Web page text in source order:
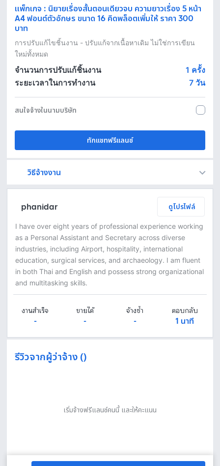
แพ็กเกจ : นิยายเรื่องสั้นตอนเดียวจบ ความยาวเรื่อง 5 หน้า
A4 ฟอนต์ตัวอักษร ขนาด 16 คิดพล็อตเพิ่มให้ ราคา 300
บาท
การปรับแก้ไขชิ้นงาน - ปรับแก้จากเนื้อหาเดิม ไม่ใช่การเขียน
ใหม่ทั้งหมด
จำนวนการปรับแก้ชิ้นงาน
1 ครั้ง
ระยะเวลาในการทำงาน
7 วัน
สนใจจ้างในนามบริษัท
ทักแชทฟรีแลนซ์
วิธีจ้างงาน
phanidar ดูโปรไฟล์
I have over eight years of professional experience working
as a Personal Assistant and Secretary across diverse
industries, including Airport, hospitality, international
education, surgical services, and archaeology. I am fluent
in both Thai and English and possess strong organizational
and multitasking skills.
งานสำเร็จ
-
ขายได้
-
จ้างซ้ำ
-
ตอบกลับ
1 นาที
รีวิวจากผู้ว่าจ้าง ()
เริ่มจ้างฟรีแลนซ์คนนี้ และให้คะแนน